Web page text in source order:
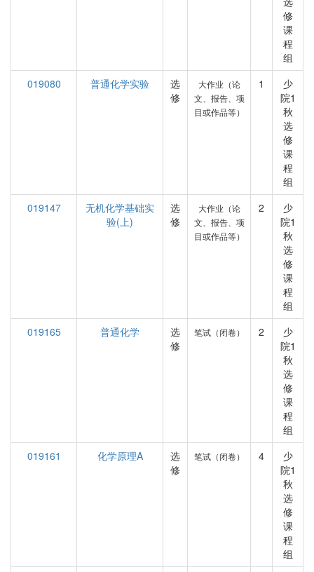
修
课
程
组
019080
普通化学实验
选
修
大作业（论
文、报告、项
目或作品等）
1
少
院1
秋
选
修
课
程
组
019147
无机化学基础实
验(上)
选
修
大作业（论
文、报告、项
目或作品等）
2
少
院1
秋
选
修
课
程
组
019165
普通化学
选
修
笔试（闭卷） 2
少
院1
秋
选
修
课
程
组
019161
化学原理A
选
修
笔试（闭卷） 4
少
院1
秋
选
修
课
程
组